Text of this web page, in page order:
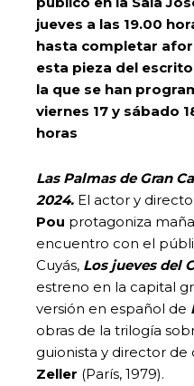
jueves a las 19.00
hasta completar
esta pieza del
la que se han
viernes 17 y sábado
horas
Las Palmas de Gran
2024. El actor y
Pou protagoniza
encuentro con el
Cuyás, Los jueves del
estreno en la capital
versión en español de
obras de la trilogía
guionista y director de
Zeller (París, 1979).